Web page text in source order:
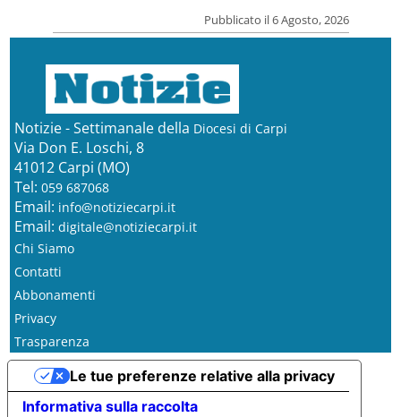
Pubblicato il 6 Agosto, 2026
Notizie - Settimanale della Diocesi di Carpi
Via Don E. Loschi, 8
41012 Carpi (MO)
Tel: 059 687068
Email: info@notiziecarpi.it
Email: digitale@notiziecarpi.it
Chi Siamo
Contatti
Abbonamenti
Privacy
Trasparenza
Informativa sulla raccolta
Le tue preferenze relative alla privacy